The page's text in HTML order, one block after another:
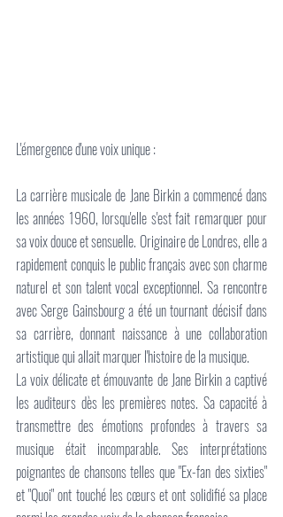
L'émergence d'une voix unique :
La carrière musicale de Jane Birkin a commencé dans
les années 1960, lorsqu'elle s'est fait remarquer pour
sa voix douce et sensuelle. Originaire de Londres, elle a
rapidement conquis le public français avec son charme
naturel et son talent vocal exceptionnel. Sa rencontre
avec Serge Gainsbourg a été un tournant décisif dans
sa carrière, donnant naissance à une collaboration
artistique qui allait marquer l'histoire de la musique.
La voix délicate et émouvante de Jane Birkin a captivé
les auditeurs dès les premières notes. Sa capacité à
transmettre des émotions profondes à travers sa
musique était incomparable. Ses interprétations
poignantes de chansons telles que "Ex-fan des sixties"
et "Quoi" ont touché les cœurs et ont solidifié sa place